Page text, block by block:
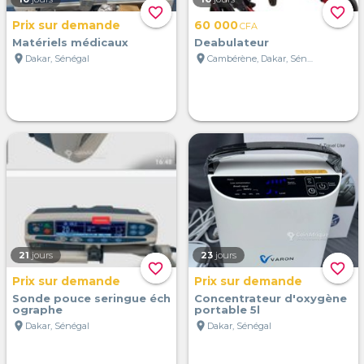
favorite_border
Prix sur demande
Matériels médicaux
location_on Dakar, Sénégal
favorite_border
60 000CFA
Deabulateur
location_on
Cambérène, Dakar, Sénégal
favorite_border
21 jours
Prix sur demande
Sonde pouce seringue éch
ographe
location_on Dakar, Sénégal
favorite_border
23 jours
Prix sur demande
Concentrateur d'oxygène
portable 5l
location_on Dakar, Sénégal